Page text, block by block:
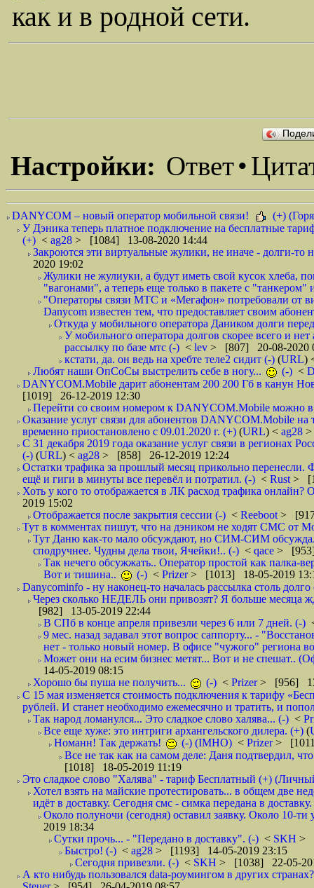
как и в родной сети.
Настройки: Ответ•
DANYCOM – новый оператор мобильной связи!
(+)
У Дэника теперь платное подключение на бесплатные
(+) < ag28 > [1084] 13-08-2020 14:44
Закроются эти виртуальные жулики, не иначе - долги-то
2020 19:02
Жулики не жулиуки, а будут иметь свой кусок хлеба,
"вагонами", а теперь еще только в пакете с
"Операторы связи МТС и «Мегафон» потребовали от
Danycom известен тем, что предоставляет своим
Откуда у мобильного оператора Даником долги
У мобильного оператора долгов скорее всего и
рассылку по базе мтс (-) < lev > [807] 20-08-2020
кстати, да. он ведь на хребте теле2 сидит (-) (URL)
Любят наши ОпСоСы выстрелить себе в ногу...
(-) <
DANYCOM.Mobile дарит абонентам 200 200 Гб в канун
[1019] 26-12-2019 12:30
Перейти со своим номером к DANYCOM.Mobile можно в
Оказание услуг связи для абонентов DANYCOM.Mobile
временно приостановлено с 09.01.2020 г. (+) (URL) < ag28 >
С 31 декабря 2019 года оказание услуг связи в регионах
(-) (URL) < ag28 > [858] 26-12-2019 12:24
Остатки трафика за прошлый месяц прикольно
ещё и гиги в минуты все перевёл и потратил. (-) < Rust >
Хоть у кого то отображается в ЛК расход трафика
2019 15:02
Отображается после закрытия сессии (-) < Reeboot >
Тут в комментах пишут, что на дэником не ходят СМС от
Тут Даню как-то мало обсуждают, но СИМ-СИМ
сподручнее. Чудны дела твои, Ячейки!.. (-) < qace > [953]
Так нечего обсужжать.. Оператор простой как палка-
Вот и тишина..
(-) < Prizer> [1013] 18-05-2019
Danycominfo - ну наконец-то началась рассылка столь
Через сколько НЕДЕЛЬ они привозят? Я больше месяца
[982] 13-05-2019 22:44
В СПб в конце апреля привезли через 6 или 7 дней. (-)
9 мес. назад задавал этот вопрос саппорту... -
нет - только новый номер. В офисе "чужого" региона
Может они на есим бизнес метят... Вот и не спешат..
14-05-2019 08:15
Хорошо бы пуша не получить...
(-) < Prizer> [956]
С 15 мая изменяется стоимость подключения к тарифу
рублей. И станет необходимо ежемесячно и тратить, и
Так народ ломанулся... Это сладкое слово халява... (-) <
Все еще хуже: это интриги архангельского дилера. (+) (
Номанн! Так держать!
(-) (IMHO) < Prizer>
Все не так как на самом деле: Даня подтвердил,
[1018] 18-05-2019 11:19
Это сладкое слово "Халява" - тариф Бесплатный (+)
Хотел взять на майские протестировать... в общем две
идёт в доставку. Сегодня смс - симка передана в
Около полуночи (сегодня) оставил заявку. Около 10-ти
2019 18:34
Сутки прочь... - "Передано в доставку". (-) < SKH >
Быстро! (-) < ag28 > [1193] 14-05-2019 23:15
Сегодня привезли. (-) < SKH > [1038] 22-05-
А кто нибудь пользовался data-роумингом в других